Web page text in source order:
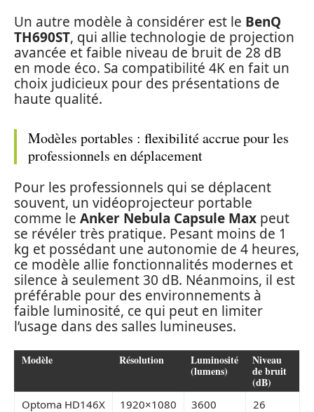
Un autre modèle à considérer est le BenQ
TH690ST, qui allie technologie de projection
avancée et faible niveau de bruit de 28 dB
en mode éco. Sa compatibilité 4K en fait un
choix judicieux pour des présentations de
haute qualité.
Modèles portables : flexibilité accrue pour les
professionnels en déplacement
Pour les professionnels qui se déplacent
souvent, un vidéoprojecteur portable
comme le Anker Nebula Capsule Max peut
se révéler très pratique. Pesant moins de 1
kg et possédant une autonomie de 4 heures,
ce modèle allie fonctionnalités modernes et
silence à seulement 30 dB. Néanmoins, il est
préférable pour des environnements à
faible luminosité, ce qui peut en limiter
l’usage dans des salles lumineuses.
Modèle Résolution Luminosité
(lumens)
Niveau
de bruit
(dB)
Optoma HD146X 1920×1080 3600
26